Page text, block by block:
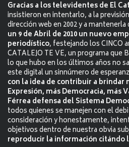
Gracias a los televidentes de El
insistieron en intentarlo, a la
dirección web en 2002 y a
un 9 de Abril de 2010 un nuevo
periodístico, festejando los CINCO
CATALEJO TE VE, un programa que
lo que hubo en los últimos años no
este digital un sinnúmero de
con la idea de contribuir a brindar
Expresión, más Democracia, más
Férrea defensa del Sistema
todos quienes se manejen con el
consideración y honestamente,
objetivos dentro de nuestra obvia
reproducir la información citándo